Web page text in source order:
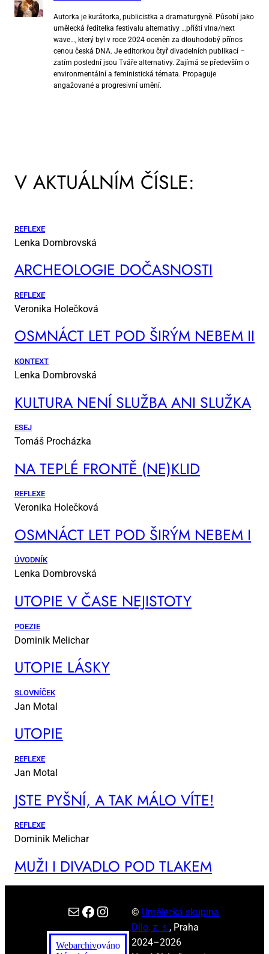
Autorka je kurátorka, publicistka a dramaturgyně. Působí jako
umělecká ředitelka festivalu alternativy …příští vlna/next
wave…, který byl v roce 2024 oceněn za dlouhodobý přínos
cenou česká DNA. Je editorkou čtyř divadelních publikací –
zatím poslední jsou Tváře alternativy. Zajímá se především o
environmentální a feministická témata. Propaguje
angažované a progresivní umění.
V AKTUÁLNÍM ČÍSLE:
REFLEXE
Lenka Dombrovská
AR­CHE­O­LO­GIE DO­ČAS­NOS­TI
REFLEXE
Veronika Holečková
OSM­NÁCT LET POD ŠI­RÝM NE­BEM II
KONTEXT
Lenka Dombrovská
KUL­TU­RA NE­NÍ SLUŽ­BA ANI SLUŽ­KA
ESEJ
Tomáš Procházka
NA TEP­LÉ FRON­TĚ (NE)KLID
REFLEXE
Veronika Holečková
OSM­NÁCT LET POD ŠI­RÝM NE­BEM I
ÚVODNÍK
Lenka Dombrovská
UTO­PIE V ČA­SE NE­JIS­TO­TY
POEZIE
Dominik Melichar
UTO­PIE LÁS­KY
SLOVNÍČEK
Jan Motal
UTO­PIE
REFLEXE
Jan Motal
JSTE PYŠ­NÍ, A TAK MÁ­LO VÍ­TE!
REFLEXE
Dominik Melichar
MUŽI I DI­VA­DLO POD TLA­KEM
E-mail Facebook Instagram
Webarchivováno
© Umělecká skupina
Dílo, z. s., Praha
2024–2026